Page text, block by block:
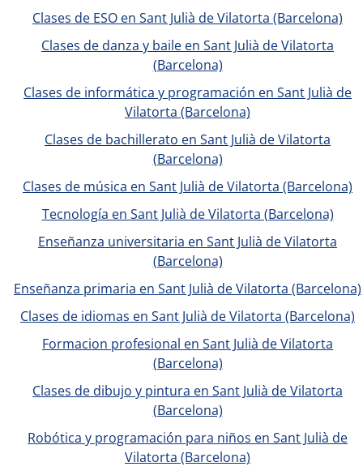
Clases de ESO en Sant Julià de Vilatorta (Barcelona)
Clases de danza y baile en Sant Julià de Vilatorta
(Barcelona)
Clases de informática y programación en Sant Julià de
Vilatorta (Barcelona)
Clases de bachillerato en Sant Julià de Vilatorta
(Barcelona)
Clases de música en Sant Julià de Vilatorta (Barcelona)
Tecnología en Sant Julià de Vilatorta (Barcelona)
Enseñanza universitaria en Sant Julià de Vilatorta
(Barcelona)
Enseñanza primaria en Sant Julià de Vilatorta (Barcelona)
Clases de idiomas en Sant Julià de Vilatorta (Barcelona)
Formacion profesional en Sant Julià de Vilatorta
(Barcelona)
Clases de dibujo y pintura en Sant Julià de Vilatorta
(Barcelona)
Robótica y programación para niños en Sant Julià de
Vilatorta (Barcelona)